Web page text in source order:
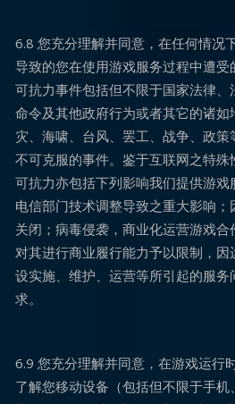
6.8 您充分理解并同意，在任何情况
导致的您在使用游戏服务过程中遭
可抗力事件包括但不限于国家法律
命令及其他政府行为或者其它的诸如
灾、海啸、台风、罢工、战争、政策
不可克服的事件。鉴于互联网之特
可抗力亦包括下列影响我们提供游戏
电信部门技术调整导致之重大影响
关闭；病毒侵袭，商业化运营游戏
对其进行商业履行能力予以限制，
设实施、维护、运营等所引起的服
求。
6.9 您充分理解并同意，在游戏运行
了解您移动设备（包括但不限于手